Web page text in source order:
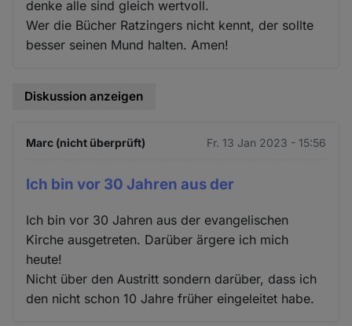
denke alle sind gleich wertvoll.
Wer die Bücher Ratzingers nicht kennt, der sollte
besser seinen Mund halten. Amen!
Diskussion anzeigen
Marc (nicht überprüft) Fr. 13 Jan 2023 - 15:56
Ich bin vor 30 Jahren aus der
Ich bin vor 30 Jahren aus der evangelischen
Kirche ausgetreten. Darüber ärgere ich mich
heute!
Nicht über den Austritt sondern darüber, dass ich
den nicht schon 10 Jahre früher eingeleitet habe.